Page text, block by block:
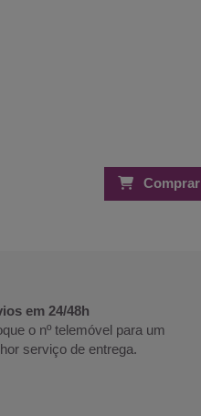
Comprar
em 24/48h
o nº telemóvel para um
serviço de entrega.